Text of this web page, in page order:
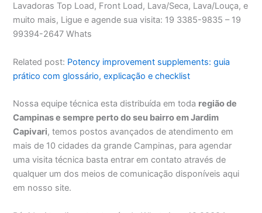
Lavadoras Top Load, Front Load, Lava/Seca, Lava/Louça, e
muito mais, Ligue e agende sua visita: 19 3385-9835 – 19
99394-2647 Whats
Related post: Potency improvement supplements: guia
prático com glossário, explicação e checklist
Nossa equipe técnica esta distribuída em toda região de
Campinas e sempre perto do seu bairro em Jardim
Capivari, temos postos avançados de atendimento em
mais de 10 cidades da grande Campinas, para agendar
uma visita técnica basta entrar em contato através de
qualquer um dos meios de comunicação disponíveis aqui
em nosso site.